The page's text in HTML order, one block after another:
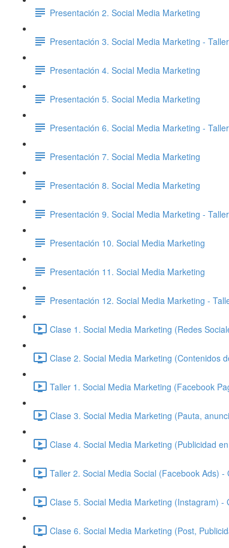
Presentación 2. Social Media Marketing
Presentación 3. Social Media Marketing -
Presentación 4. Social Media Marketing
Presentación 5. Social Media Marketing
Presentación 6. Social Media Marketing -
Presentación 7. Social Media Marketing
Presentación 8. Social Media Marketing
Presentación 9. Social Media Marketing -
Presentación 10. Social Media Marketing
Presentación 11. Social Media Marketing
Presentación 12. Social Media Marketing -
Clase 1. Social Media Marketing (Redes
Clase 2. Social Media Marketing (Contenidos
Taller 1. Social Media Marketing (Facebook
Clase 3. Social Media Marketing (Pauta,
Clase 4. Social Media Marketing (Publicidad
Taller 2. Social Media Social (Facebook Ads) -
Clase 5. Social Media Marketing (Instagram) -
Clase 6. Social Media Marketing (Post,